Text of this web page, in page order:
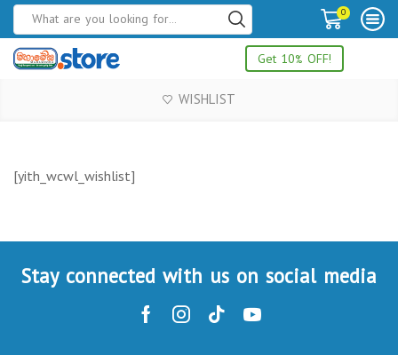
0
Get 10% OFF!
WISHLIST
[yith_wcwl_wishlist]
Stay connected with us on social media